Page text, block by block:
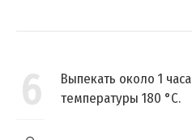
6
Выпекать около 1
температуры 180 °C.